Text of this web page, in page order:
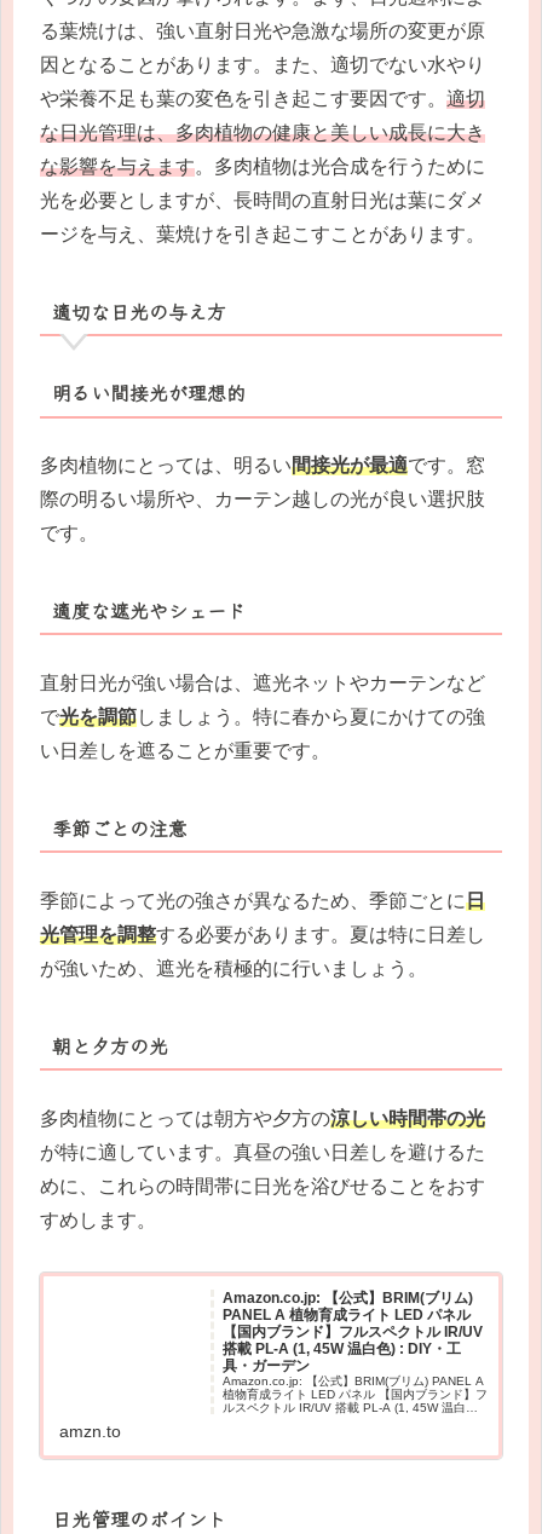
る葉焼けは、強い直射日光や急激な場所の変更が原
因となることがあります。また、適切でない水やり
や栄養不足も葉の変色を引き起こす要因です。 適切
な日光管理は、多肉植物の健康と美しい成長に大き
な影響を与えます。多肉植物は光合成を行うために
光を必要としますが、長時間の直射日光は葉にダメ
ージを与え、葉焼けを引き起こすことがあります。
適切な日光の与え方
明るい間接光が理想的
多肉植物にとっては、明るい間接光が最適です。窓
際の明るい場所や、カーテン越しの光が良い選択肢
です。
適度な遮光やシェード
直射日光が強い場合は、遮光ネットやカーテンなど
で光を調節しましょう。特に春から夏にかけての強
い日差しを遮ることが重要です。
季節ごとの注意
季節によって光の強さが異なるため、季節ごとに日
光管理を調整する必要があります。夏は特に日差し
が強いため、遮光を積極的に行いましょう。
朝と夕方の光
多肉植物にとっては朝方や夕方の涼しい時間帯の光
が特に適しています。真昼の強い日差しを避けるた
めに、これらの時間帯に日光を浴びせることをおす
すめします。
Amazon.co.jp: 【公式】BRIM(ブリム)
PANEL A 植物育成ライト LED パネル
【国内ブランド】フルスペクトル IR/UV
搭載 PL-A (1, 45W 温白色) : DIY・工
具・ガーデン
Amazon.co.jp: 【公式】BRIM(ブリム) PANEL A
植物育成ライト LED パネル 【国内ブランド】フ
ルスペクトル IR/UV 搭載 PL-A (1, 45W 温白色)
amzn.to
日光管理のポイント